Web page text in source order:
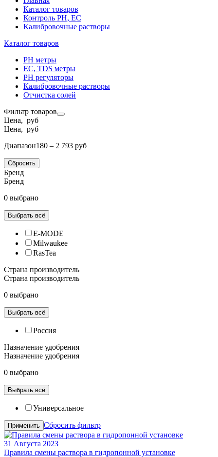
Каталог товаров
Контроль PH, EC
Калибровочные растворы
Каталог товаров
PH метры
EC, TDS метры
PH регуляторы
Калибровочные растворы
Отчистка солей
Фильтр товаров
Цена, руб
Цена, руб
Диапазон180 – 2 793 руб
Сбросить
Бренд
Бренд
0 выбрано
Выбрать всё
E-MODE
Milwaukee
RasTea
Страна производитель
Страна производитель
0 выбрано
Выбрать всё
Россия
Назначение удобрения
Назначение удобрения
0 выбрано
Выбрать всё
Универсальное
Применить Сбросить фильтр
31 Августа 2023
Правила смены раствора в гидропонной установке